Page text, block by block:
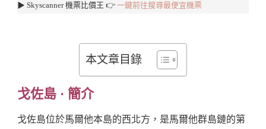
▶︎ Skyscanner 機票比價王 👉 一鍵前往搜尋最便宜機票
本文章目錄
戈佐島 · 簡介
戈佐島位於馬爾他本島的西北方，是馬爾他群島鏈的第